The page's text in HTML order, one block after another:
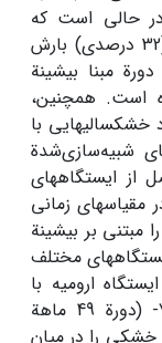
در حالی است که
ایستگاه اردبیل با کاهش 97 میلی‌متری (32 درصدی) بارش
مبنا بیشینة
‏است. همچنین،
خشکسالی‏هایی با
شبیه‌‏سازی‌‏شدة
از ایستگاه‏های
مقیاس‏های زمانی
را مبتنی بر بیشینة
مختلف
48 ماهه نیز ایستگاه ارومیه با
92- (دورة 49 ماهة
را در میان